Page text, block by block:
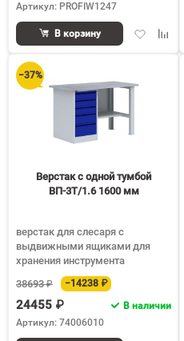
Артикул: PROFIW1247
Добавить
В корзину
−37%
Верстак с одной тумбой
ВП-3Т/1.6 1600 мм
верстак для слесаря с
выдвижными ящиками для
хранения инструмента
38693 ₽
−14238 ₽
24455 ₽
В наличии
Артикул: 74006010